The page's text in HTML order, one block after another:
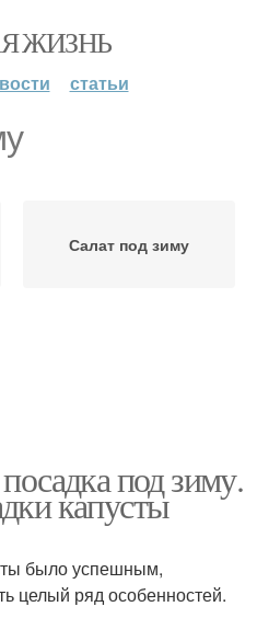
ЖИЗНЬ
статьи
Салат под зиму
под зиму.
капусты
было успешным,
целый ряд особенностей.